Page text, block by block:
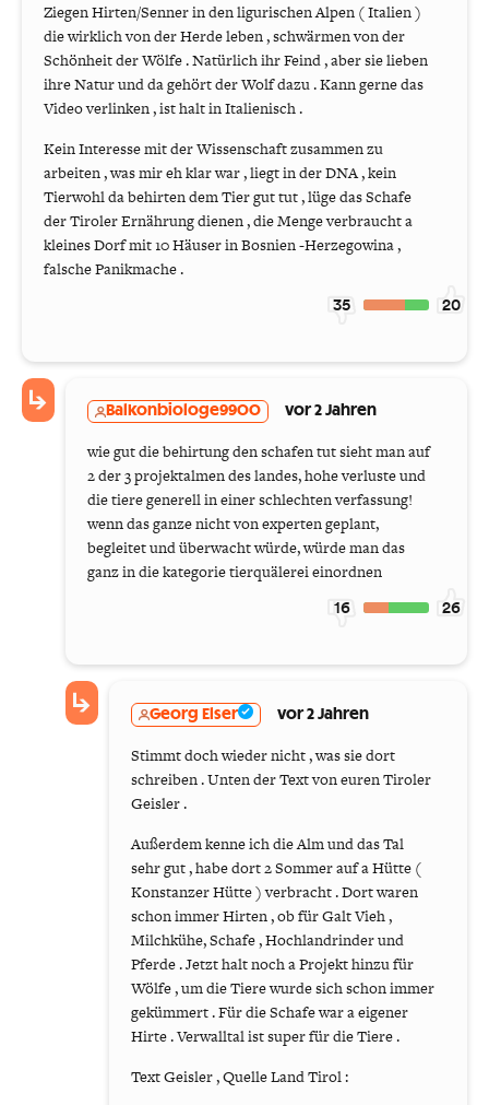
Ziegen Hirten/Senner in den ligurischen Alpen ( Italien )
die wirklich von der Herde leben , schwärmen von der
Schönheit der Wölfe . Natürlich ihr Feind , aber sie lieben
ihre Natur und da gehört der Wolf dazu . Kann gerne das
Video verlinken , ist halt in Italienisch .
Kein Interesse mit der Wissenschaft zusammen zu
arbeiten , was mir eh klar war , liegt in der DNA , kein
Tierwohl da behirten dem Tier gut tut , lüge das Schafe
der Tiroler Ernährung dienen , die Menge verbraucht a
kleines Dorf mit 10 Häuser in Bosnien -Herzegowina ,
falsche Panikmache .
35 20
Balkonbiologe9900 vor 2 Jahren
wie gut die behirtung den schafen tut sieht man auf
2 der 3 projektalmen des landes, hohe verluste und
die tiere generell in einer schlechten verfassung!
wenn das ganze nicht von experten geplant,
begleitet und überwacht würde, würde man das
ganz in die kategorie tierquälerei einordnen
16 26
Georg Elser vor 2 Jahren
Stimmt doch wieder nicht , was sie dort
schreiben . Unten der Text von euren Tiroler
Geisler .
Außerdem kenne ich die Alm und das Tal
sehr gut , habe dort 2 Sommer auf a Hütte (
Konstanzer Hütte ) verbracht . Dort waren
schon immer Hirten , ob für Galt Vieh ,
Milchkühe, Schafe , Hochlandrinder und
Pferde . Jetzt halt noch a Projekt hinzu für
Wölfe , um die Tiere wurde sich schon immer
gekümmert . Für die Schafe war a eigener
Hirte . Verwalltal ist super für die Tiere .
Text Geisler , Quelle Land Tirol :